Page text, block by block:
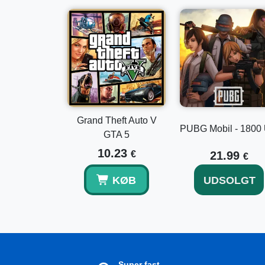
Grand Theft Auto V
GTA 5
10.23 €
KØB
PUBG Mobil - 1800
21.99 €
UDSOLGT